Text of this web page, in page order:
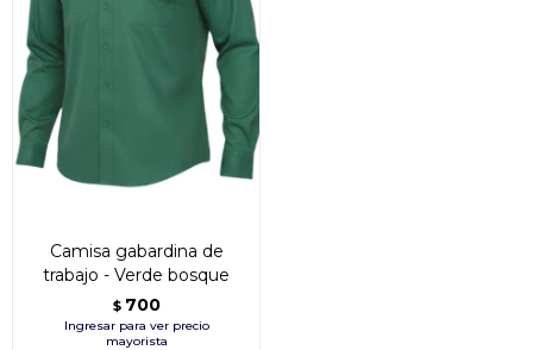
Camisa gabardina de
trabajo - Verde bosque
$ 700